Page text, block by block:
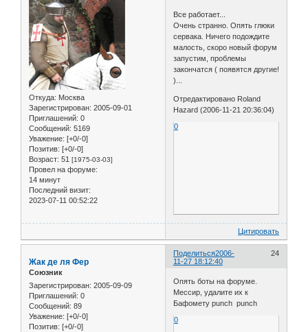
Откуда: Москва
Зарегистрирован: 2005-09-01
Приглашений: 0
Сообщений: 5169
Уважение: [+0/-0]
Позитив: [+0/-0]
Возраст: 51 [1975-03-03]
Провел на форуме:
14 минут
Последний визит:
2023-07-11 00:52:22
Все работает...
Очень странно. Опять глюки
сервака. Ничего подождите
малость, скоро новый форум
запустим, проблемы
закончатся ( появятся другие!
)...
Отредактировано Roland
Hazard (2006-11-21 20:36:04)
0
Цитировать
Поделиться 24
2006-
11-27 18:12:40
Жак де ля Фер
Союзник
Зарегистрирован: 2005-09-09
Приглашений: 0
Сообщений: 89
Уважение: [+0/-0]
Позитив: [+0/-0]
Опять боты на форуме.
Мессир, удалите их к
Бафомету punch punch
0